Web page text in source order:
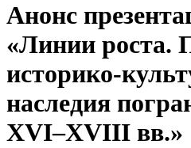
Анонс
«Линии роста.
историко-
наследия
XVI–XVIII вв.»